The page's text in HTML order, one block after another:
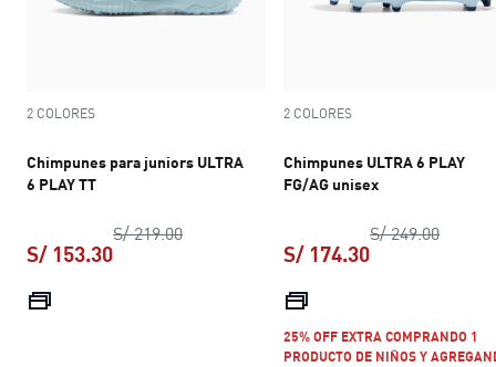
2 COLORES
Chimpunes para juniors ULTRA
6 PLAY TT
S/ 219.00precio original S/ 219.00
S/ 153.30
precio actual S/ 153.30
2 COLORES
Chimpunes ULTRA 6 PLAY
FG/AG unisex
S/ 249.00precio
S/ 174.30
25% OFF EXTRA COMPRANDO 1
PRODUCTO DE NIÑOS Y